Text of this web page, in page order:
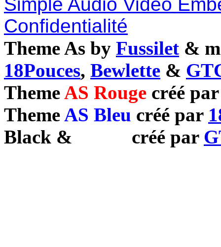
Confidentialité
Theme As by Fussilet &
18Pouces, Bewlette &
ThemeAS Rouge créé
ThemeAS Bleu créé par
Black & créé par